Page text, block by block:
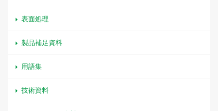
表面処理
製品補足資料
用語集
技術資料